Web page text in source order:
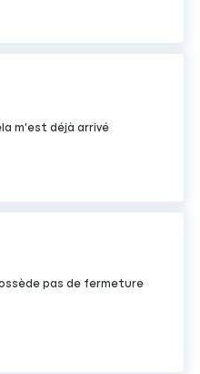
m'est déjà arrivé
pas de fermeture